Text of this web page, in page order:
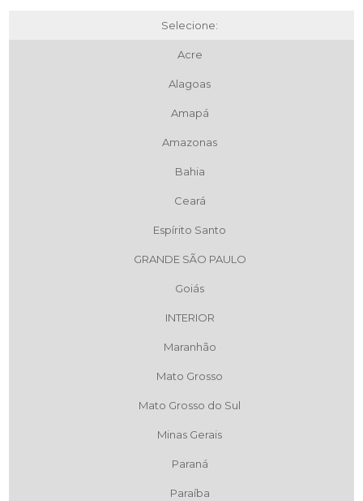
Selecione:
Acre
Alagoas
Amapá
Amazonas
Bahia
Ceará
Espírito Santo
GRANDE SÃO PAULO
Goiás
INTERIOR
Maranhão
Mato Grosso
Mato Grosso do Sul
Minas Gerais
Paraná
Paraíba